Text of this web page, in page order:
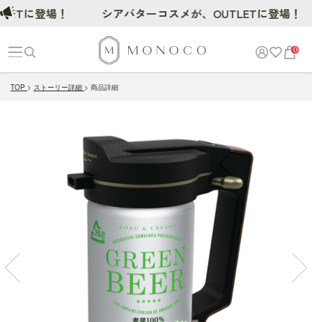
0
TOP ストーリー詳細 商品詳細
登場！ シアバターコスメが、OUTLETに登場！